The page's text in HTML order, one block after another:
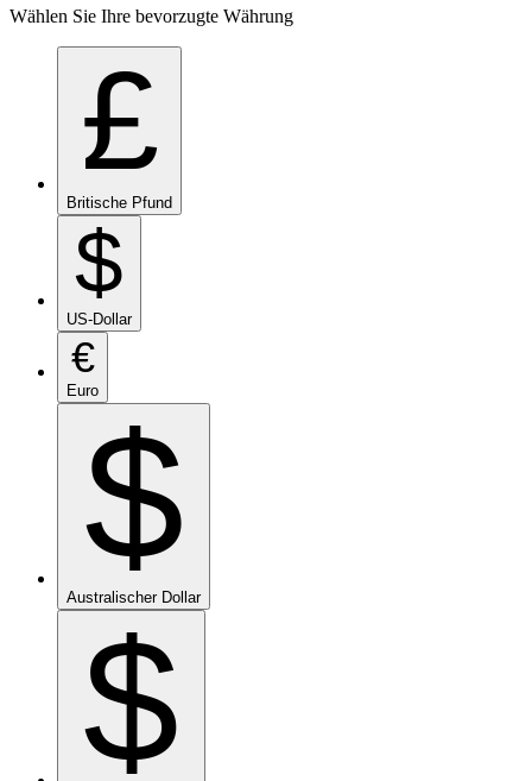
Wählen Sie Ihre bevorzugte Währung
£
Britische Pfund
$
US-Dollar
€
Euro
$
Australischer Dollar
$